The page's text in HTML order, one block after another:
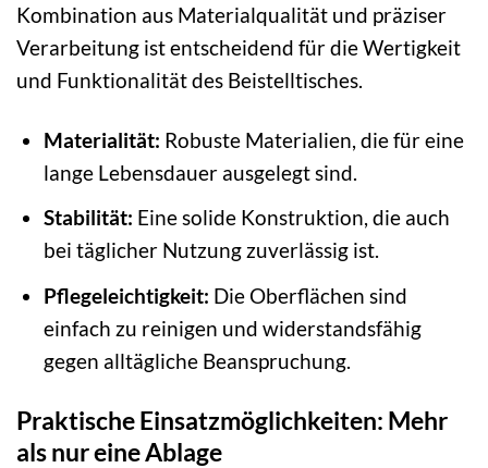
Kombination aus Materialqualität und präziser
Verarbeitung ist entscheidend für die Wertigkeit
und Funktionalität des Beistelltisches.
Materialität: Robuste Materialien, die für eine
lange Lebensdauer ausgelegt sind.
Stabilität: Eine solide Konstruktion, die auch
bei täglicher Nutzung zuverlässig ist.
Pflegeleichtigkeit: Die Oberflächen sind
einfach zu reinigen und widerstandsfähig
gegen alltägliche Beanspruchung.
Praktische Einsatzmöglichkeiten: Mehr
als nur eine Ablage